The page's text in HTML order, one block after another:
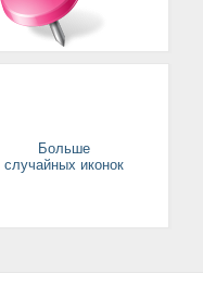
Больше
случайных иконок